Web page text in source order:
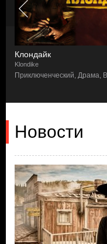
Клондайк
Klondike
Приключенческий, Драма,
Новости